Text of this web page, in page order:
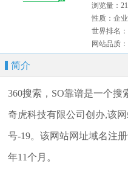
浏览量：
性质：企业
世界排名
网站品质
简介
360搜索，SO靠谱是一个搜
奇虎科技有限公司创办,该
号-19。该网站网址域名注
年11个月。